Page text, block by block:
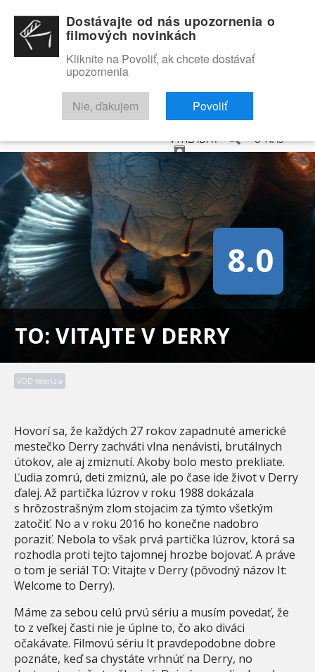
RECENZIE TRAILERY FILMOVÁ DATABÁZA
VYHĽADAŤ O NÁS
TO: VITAJTE V DERRY
8.0
VOD recenzia
Hovorí sa, že každých 27 rokov zapadnuté americké
mestečko Derry zachváti vlna nenávisti, brutálnych
útokov, ale aj zmiznutí. Akoby bolo mesto prekliate.
Ľudia zomrú, deti zmiznú, ale po čase ide život v Derry
ďalej. Až partička lúzrov v roku 1988 dokázala
s hrôzostrašným zlom stojacim za týmto všetkým
zatočiť. No a v roku 2016 ho konečne nadobro
poraziť. Nebola to však prvá partička lúzrov, ktorá sa
rozhodla proti tejto tajomnej hrozbe bojovať. A práve
o tom je seriál TO: Vitajte v Derry (pôvodný názov It:
Welcome to Derry).
Máme za sebou celú prvú sériu a musím povedať, že
to z veľkej časti nie je úplne to, čo ako diváci
očakávate. Filmovú sériu It pravdepodobne dobre
poznáte, keď sa chystáte vrhnúť na Derry, no
Dostávajte od nás upozornenia o
filmových novinkách
Kliknite na Povoliť, ak chcete dostávať
upozornenia
Nie, ďakujem Povoliť